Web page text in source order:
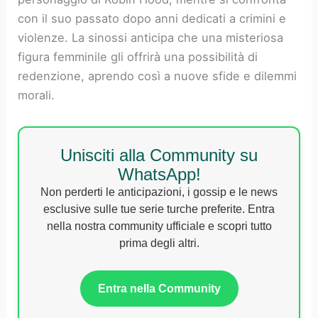
con il suo passato dopo anni dedicati a crimini e
violenze. La sinossi anticipa che una misteriosa
figura femminile gli offrirà una possibilità di
redenzione, aprendo così a nuove sfide e dilemmi
morali.
Unisciti alla Community su
WhatsApp!
Non perderti le anticipazioni, i gossip e le news
esclusive sulle tue serie turche preferite. Entra
nella nostra community ufficiale e scopri tutto
prima degli altri.
Entra nella Community